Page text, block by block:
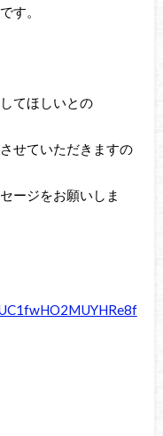
す。
てほしいとの
せていただきますの
ージをお願いしま